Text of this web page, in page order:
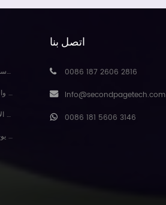
اتصل بنا
0086 187 2606 2816
Info@secondpagetech.com
0086 181 5606 3146